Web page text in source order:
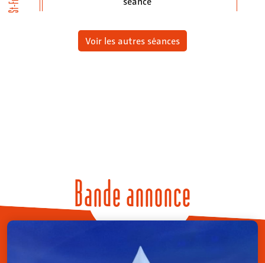
Voir les autres séances
Bande annonce